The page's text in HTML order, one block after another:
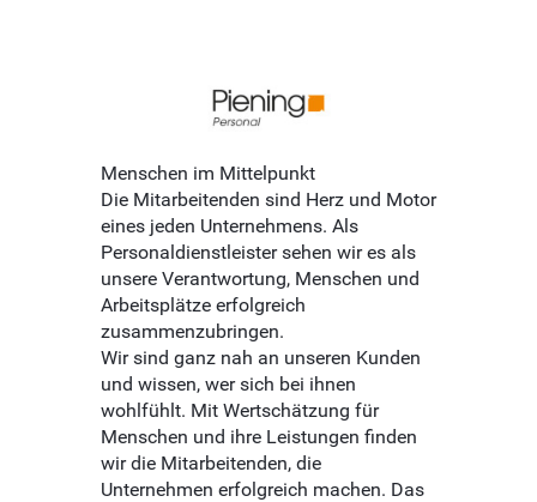
Menschen im Mittelpunkt
Die Mitarbeitenden sind Herz und Motor
eines jeden Unternehmens. Als
Personaldienstleister sehen wir es als
unsere Verantwortung, Menschen und
Arbeitsplätze erfolgreich
zusammenzubringen.
Wir sind ganz nah an unseren Kunden
und wissen, wer sich bei ihnen
wohlfühlt. Mit Wertschätzung für
Menschen und ihre Leistungen finden
wir die Mitarbeitenden, die
Unternehmen erfolgreich machen. Das